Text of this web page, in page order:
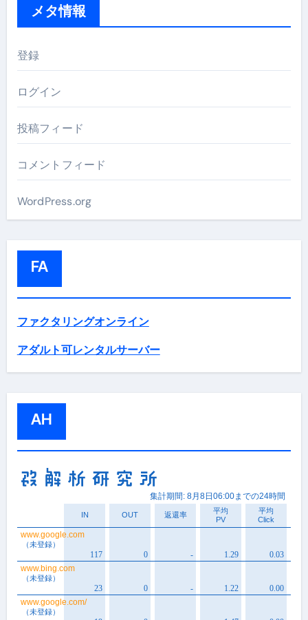
メタ情報
登録
ログイン
投稿フィード
コメントフィード
WordPress.org
FA
ファクタリングオンライン
アダルト可レンタルサーバー
AH